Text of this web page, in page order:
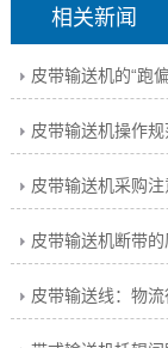
相关新闻
皮带输送机的“跑
皮带输送机操作规
皮带输送机采购
皮带输送机断带的